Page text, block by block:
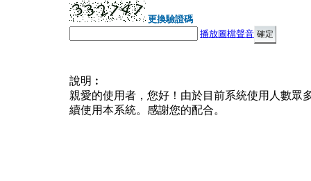
更換驗證碼
播放圖檔聲音
說明︰
親愛的使用者，您好！由於目前系統使用人數眾
續使用本系統。感謝您的配合。